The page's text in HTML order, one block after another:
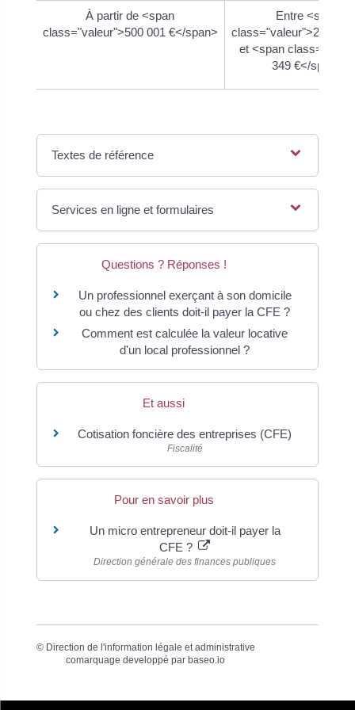
À partir de <span
class="valeur">500 001 €</span>
Entre <span
class="valeur">237 €</
et <span
349 €</span>
Textes de référence
Services en ligne et formulaires
Questions ? Réponses !
Un professionnel exerçant à son domicile
ou chez des clients doit-il payer la CFE ?
Comment est calculée la valeur locative
d'un local professionnel ?
Et aussi
Cotisation foncière des entreprises (CFE)
Fiscalité
Pour en savoir plus
Un micro entrepreneur doit-il payer la
CFE ?
Direction générale des finances publiques
© Direction de l'information légale et administrative
comarquage developpé parbaseo.io